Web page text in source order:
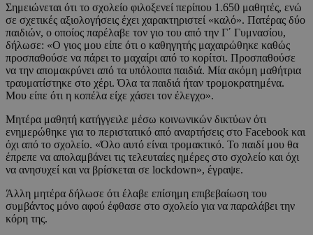
Σημειώνεται ότι το σχολείο φιλοξενεί περίπου 1.650 μαθητές, ενώ
σε σχετικές αξιολογήσεις έχει χαρακτηριστεί «καλό». Πατέρας δύο
παιδιών, ο οποίος παρέλαβε τον γιο του από την Γ΄ Γυμνασίου,
δήλωσε: «Ο γιος μου είπε ότι ο καθηγητής μαχαιρώθηκε καθώς
προσπαθούσε να πάρει το μαχαίρι από το κορίτσι. Προσπαθούσε
να την απομακρύνει από τα υπόλοιπα παιδιά. Μία ακόμη μαθήτρια
τραυματίστηκε στο χέρι. Όλα τα παιδιά ήταν τρομοκρατημένα.
Μου είπε ότι η κοπέλα είχε χάσει τον έλεγχο».
Μητέρα μαθητή κατήγγειλε μέσω κοινωνικών δικτύων ότι
ενημερώθηκε για το περιστατικό από αναρτήσεις στο Facebook και
όχι από το σχολείο. «Όλο αυτό είναι τρομακτικό. Το παιδί μου θα
έπρεπε να απολαμβάνει τις τελευταίες ημέρες στο σχολείο και όχι
να ανησυχεί και να βρίσκεται σε lockdown», έγραψε.
Άλλη μητέρα δήλωσε ότι έλαβε επίσημη επιβεβαίωση του
συμβάντος μόνο αφού έφθασε στο σχολείο για να παραλάβει την
κόρη της.